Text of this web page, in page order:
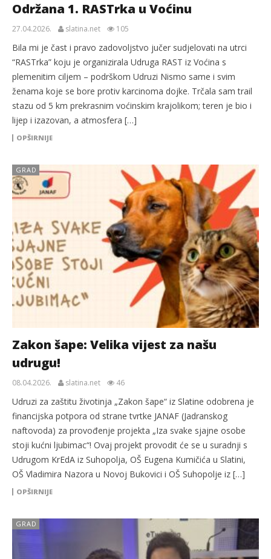
Održana 1. RASTrka u Voćinu
27.04.2026. slatina.net 105
Bila mi je čast i pravo zadovoljstvo jučer sudjelovati na utrci
“RASTrka” koju je organizirala Udruga RAST iz Voćina s
plemenitim ciljem – podrškom Udruzi Nismo same i svim
ženama koje se bore protiv karcinoma dojke. Trčala sam trail
stazu od 5 km prekrasnim voćinskim krajolikom; teren je bio i
lijep i izazovan, a atmosfera […]
OPŠIRNIJE
GRAD
Zakon šape: Velika vijest za našu
udrugu!
08.04.2026. slatina.net 46
Udruzi za zaštitu životinja „Zakon šape“ iz Slatine odobrena je
financijska potpora od strane tvrtke JANAF (Jadranskog
naftovoda) za provođenje projekta „Iza svake sjajne osobe
stoji kućni ljubimac“! Ovaj projekt provodit će se u suradnji s
Udrugom KrEdA iz Suhopolja, OŠ Eugena Kumičića u Slatini,
OŠ Vladimira Nazora u Novoj Bukovici i OŠ Suhopolje iz […]
OPŠIRNIJE
GRAD